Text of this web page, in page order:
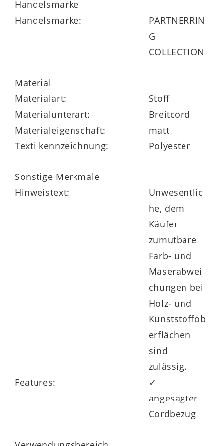
Handelsmarke
Handelsmarke:
PARTNERRIN
G
COLLECTION
Material
Materialart:
Stoff
Materialunterart:
Breitcord
Materialeigenschaft:
matt
Textilkennzeichnung:
Polyester
Sonstige Merkmale
Hinweistext:
Unwesentlic
he, dem
Käufer
zumutbare
Farb- und
Maserabwei
chungen bei
Holz- und
Kunststoffob
erflächen
sind
zulässig.
Features:
✓
angesagter
Cordbezug